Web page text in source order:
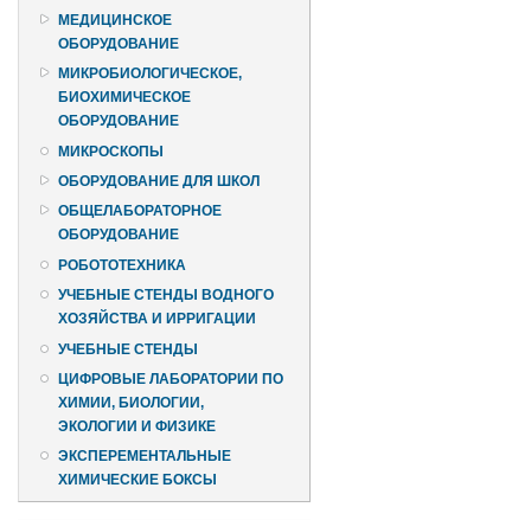
МЕДИЦИНСКОЕ
ОБОРУДОВАНИЕ
МИКРОБИОЛОГИЧЕСКОЕ,
БИОХИМИЧЕСКОЕ
ОБОРУДОВАНИЕ
МИКРОСКОПЫ
ОБОРУДОВАНИЕ ДЛЯ ШКОЛ
ОБЩЕЛАБОРАТОРНОЕ
ОБОРУДОВАНИЕ
РОБОТОТЕХНИКА
УЧЕБНЫЕ СТЕНДЫ ВОДНОГО
ХОЗЯЙСТВА И ИРРИГАЦИИ
УЧЕБНЫЕ СТЕНДЫ
ЦИФРОВЫЕ ЛАБОРАТОРИИ ПО
ХИМИИ, БИОЛОГИИ,
ЭКОЛОГИИ И ФИЗИКЕ
ЭКСПЕРЕМЕНТАЛЬНЫЕ
ХИМИЧЕСКИЕ БОКСЫ